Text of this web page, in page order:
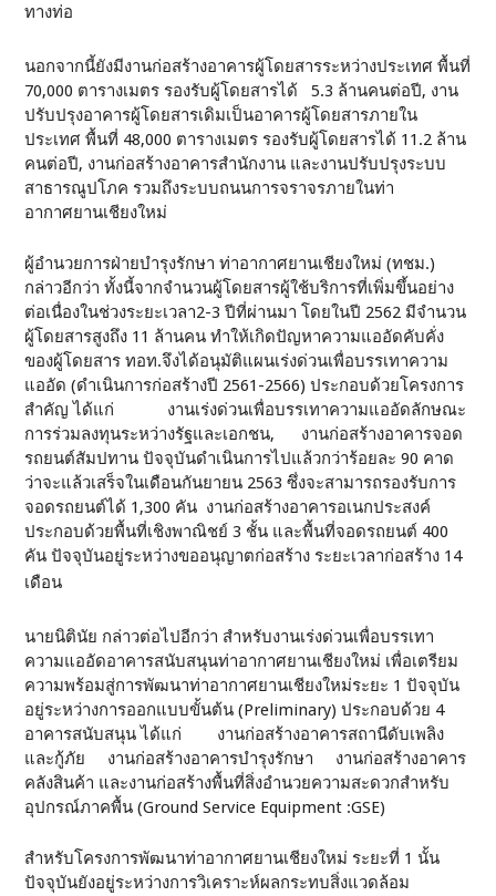
ทางท่อ
นอกจากนี้ยังมีงานก่อสร้างอาคารผู้โดยสารระหว่างประเทศ พื้นที่
70,000 ตารางเมตร รองรับผู้โดยสารได้ 5.3 ล้านคนต่อปี, งาน
ปรับปรุงอาคารผู้โดยสารเดิมเป็นอาคารผู้โดยสารภายใน
ประเทศ พื้นที่ 48,000 ตารางเมตร รองรับผู้โดยสารได้ 11.2 ล้าน
คนต่อปี, งานก่อสร้างอาคารสำนักงาน และงานปรับปรุงระบบ
สาธารณูปโภค รวมถึงระบบถนนการจราจรภายในท่า
อากาศยานเชียงใหม่
ผู้อำนวยการฝ่ายบำรุงรักษา ท่าอากาศยานเชียงใหม่ (ทชม.)
กล่าวอีกว่า ทั้งนี้จากจำนวนผู้โดยสารผู้ใช้บริการที่เพิ่มขึ้นอย่าง
ต่อเนื่องในช่วงระยะเวลา2-3 ปีที่ผ่านมา โดยในปี 2562 มีจำนวน
ผู้โดยสารสูงถึง 11 ล้านคน ทำให้เกิดปัญหาความแออัดคับคั่ง
ของผู้โดยสาร ทอท.จึงได้อนุมัติแผนเร่งด่วนเพื่อบรรเทาความ
แออัด (ดำเนินการก่อสร้างปี 2561-2566) ประกอบด้วยโครงการ
สำคัญ ได้แก่ งานเร่งด่วนเพื่อบรรเทาความแออัดลักษณะ
การร่วมลงทุนระหว่างรัฐและเอกชน, งานก่อสร้างอาคารจอด
รถยนต์สัมปทาน ปัจจุบันดำเนินการไปแล้วกว่าร้อยละ 90 คาด
ว่าจะแล้วเสร็จในเดือนกันยายน 2563 ซึ่งจะสามารถรองรับการ
จอดรถยนต์ได้ 1,300 คัน งานก่อสร้างอาคารอเนกประสงค์
ประกอบด้วยพื้นที่เชิงพาณิชย์ 3 ชั้น และพื้นที่จอดรถยนต์ 400
คัน ปัจจุบันอยู่ระหว่างขออนุญาตก่อสร้าง ระยะเวลาก่อสร้าง 14
เดือน
นายนิตินัย กล่าวต่อไปอีกว่า สำหรับงานเร่งด่วนเพื่อบรรเทา
ความแออัดอาคารสนับสนุนท่าอากาศยานเชียงใหม่ เพื่อเตรียม
ความพร้อมสู่การพัฒนาท่าอากาศยานเชียงใหม่ระยะ 1 ปัจจุบัน
อยู่ระหว่างการออกแบบขั้นต้น (Preliminary) ประกอบด้วย 4
อาคารสนับสนุน ได้แก่ งานก่อสร้างอาคารสถานีดับเพลิง
และกู้ภัย งานก่อสร้างอาคารบำรุงรักษา งานก่อสร้างอาคาร
คลังสินค้า และงานก่อสร้างพื้นที่สิ่งอำนวยความสะดวกสำหรับ
อุปกรณ์ภาคพื้น (Ground Service Equipment :GSE)
สำหรับโครงการพัฒนาท่าอากาศยานเชียงใหม่ ระยะที่ 1 นั้น
ปัจจุบันยังอยู่ระหว่างการวิเคราะห์ผลกระทบสิ่งแวดล้อม